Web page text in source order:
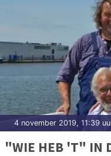
4 november 2019, 11:39
"WIE HEB 'T" IN